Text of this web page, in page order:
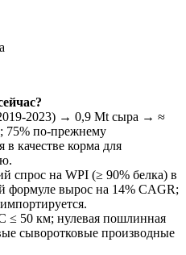
2023) → 0,9 Mt сыра → ≈
75% по-прежнему
качестве корма для
спрос на WPI (≥ 90% белка) в
формуле вырос на 14% CAGR;
≤ 50 км; нулевая пошлинная
сыворотковые производные